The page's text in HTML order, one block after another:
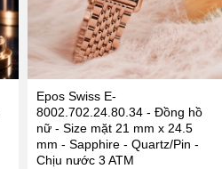
Epos Swiss E-
8002.702.24.80.34 - Đồng hồ
nữ - Size mặt 21 mm x 24.5
mm - Sapphire - Quartz/Pin -
Chịu nước 3 ATM